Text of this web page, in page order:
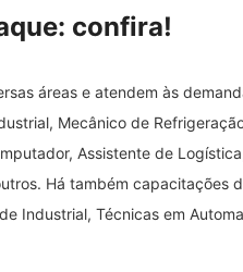
confira!
áreas e atendem às
Mecânico de
Assistente de
Há também capacitações
Industrial, Técnicas em